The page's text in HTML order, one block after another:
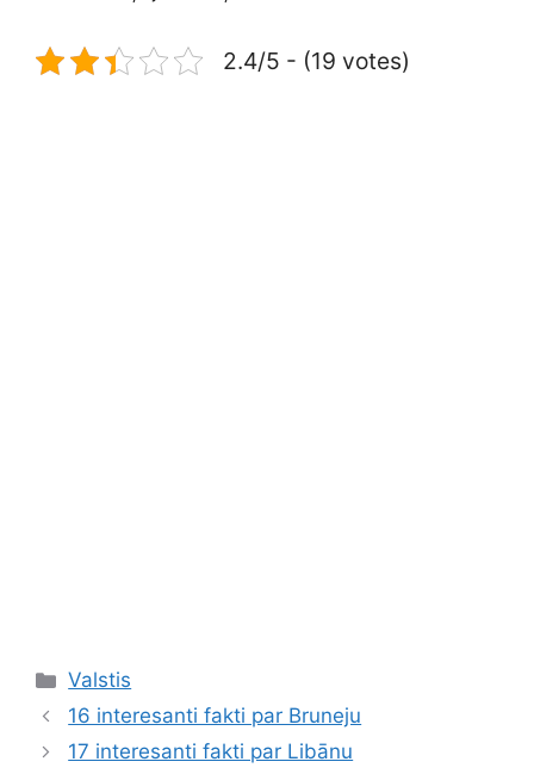
2.4/5 - (19 votes)
Kategorijas
Valstis
16 interesanti fakti par Bruneju
17 interesanti fakti par Libānu